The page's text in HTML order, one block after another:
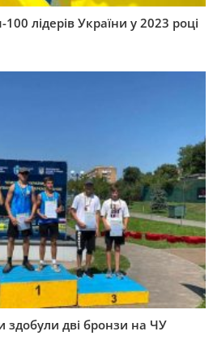
лідерів України у 2023 році
здобули дві бронзи на ЧУ